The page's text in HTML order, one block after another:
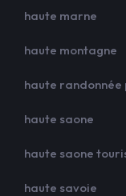
haute marne
haute montagne
haute randonnée
haute saone
haute saone
haute savoie